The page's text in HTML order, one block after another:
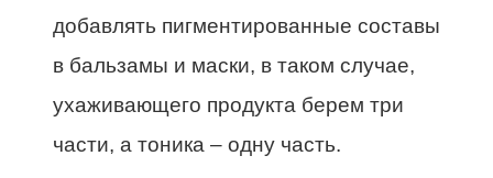
добавлять пигментированные составы
в бальзамы и маски, в таком случае,
ухаживающего продукта берем три
части, а тоника – одну часть.